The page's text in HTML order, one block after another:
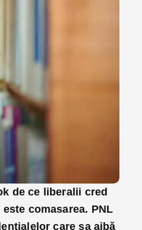
de ce liberalii cred
comasarea. PNL
care sa aibă